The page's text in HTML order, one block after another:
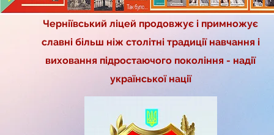
Черніївський ліцей продовжує і примножує
славні більш ніж столітні традиції навчання і
виховання підростаючого покоління - надії
української нації